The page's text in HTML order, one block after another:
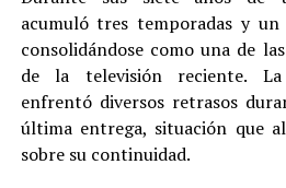
acumuló tres temporadas y
consolidándose como una de
de la televisión reciente.
enfrentó diversos retrasos
última entrega, situación que
sobre su continuidad.